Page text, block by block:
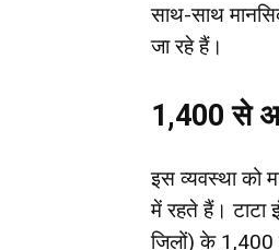
साथ-साथ
जा रहे हैं।
1,400 से
इस व्यवस्था को
में रहते हैं। टाटा
जिलों) के 1,400